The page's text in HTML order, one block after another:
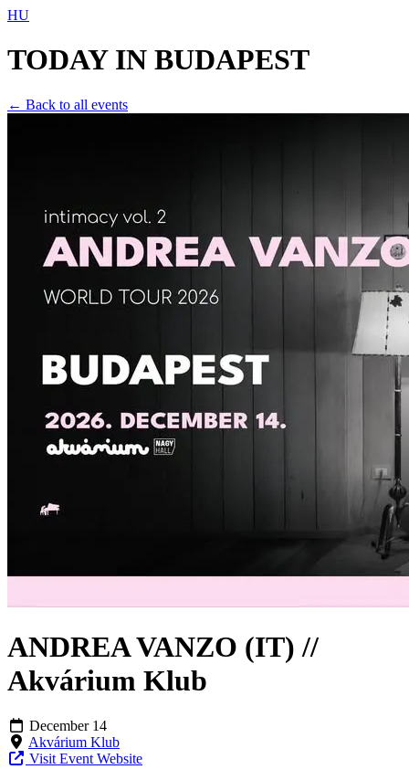
HU
TODAY IN BUDAPEST
← Back to all events
ANDREA VANZO (IT) //
Akvárium Klub
December 14
Akvárium Klub
Visit Event Website